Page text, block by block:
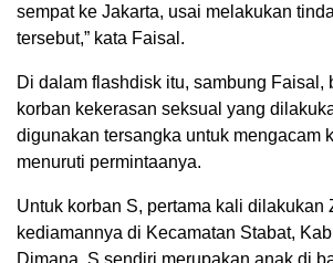
sempat ke Jakarta, usai melakukan
tersebut,” kata Faisal.
Di dalam flashdisk itu, sambung Faisal,
korban kekerasan seksual yang
digunakan tersangka untuk mengacam
menuruti permintaanya.
Untuk korban S, pertama kali dilakukan
kediamannya di Kecamatan Stabat,
Dimana, S sendiri merupakan anak di